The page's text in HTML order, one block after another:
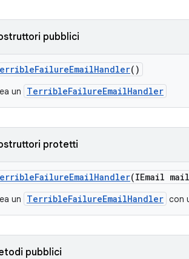
pubblici
FailureEmailHandler()
un TerribleFailureEmailHandler
protetti
FailureEmailHandler(IEmail
un TerribleFailureEmailHandler con
pubblici